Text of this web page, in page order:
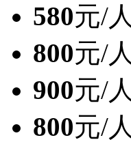
580元/人
800元/人
900元/人
800元/人